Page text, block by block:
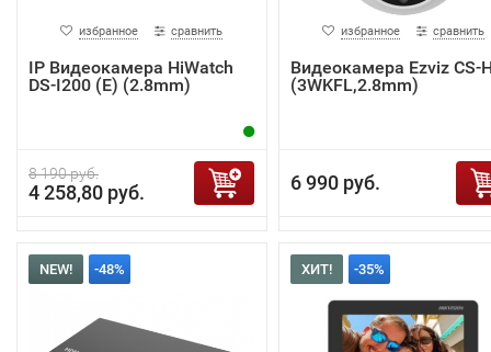
избранное сравнить
IP Видеокамера HiWatch
DS-I200 (E) (2.8mm)
8 190 руб.
4 258,80 руб.
избранное сравнить
Видеокамера Ezviz CS-
(3WKFL,2.8mm)
6 990 руб.
NEW! -48% ХИТ! -35%